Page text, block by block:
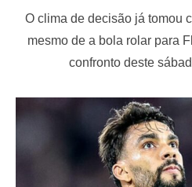
s
e
d
O clima de decisão já tomou
mesmo de a bola rolar para
confronto deste